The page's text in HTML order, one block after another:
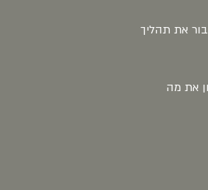
את תהליך
את מה